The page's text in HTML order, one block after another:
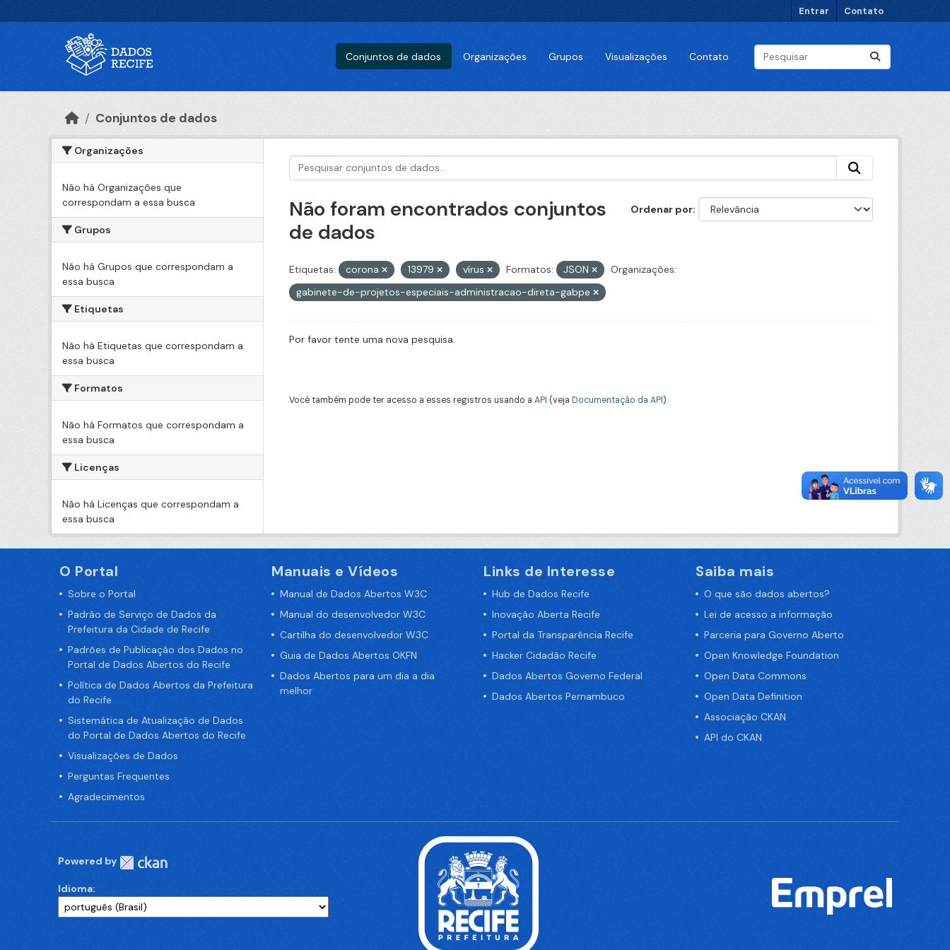
Entrar Contato
Conjuntos de dados Organizações Grupos Visualizações Contato
Conjuntos de dados
Organizações
Não há Organizações que
correspondam a essa busca
Grupos
Não há Grupos que correspondam a
essa busca
Etiquetas
Não há Etiquetas que correspondam a
essa busca
Formatos
Não há Formatos que correspondam a
essa busca
Licenças
Não há Licenças que correspondam a
essa busca
Ordenar por
Não foram encontrados conjuntos
de dados
Etiquetas: corona 13979 vírus Formatos: JSON
Organizações:
gabinete-de-projetos-especiais-administracao-direta-gabpe
Por favor tente uma nova pesquisa.
Você também pode ter acesso a esses registros usando a API (veja Documentação da API).
O Portal
Sobre o Portal
Padrão de Serviço de Dados da
Prefeitura da Cidade de Recife
Padrões de Publicação dos Dados no
Portal de Dados Abertos do Recife
Política de Dados Abertos da Prefeitura
do Recife
Sistemática de Atualização de Dados
do Portal de Dados Abertos do Recife
Visualizações de Dados
Perguntas Frequentes
Agradecimentos
Manuais e Vídeos
Manual de Dados Abertos W3C
Manual do desenvolvedor W3C
Cartilha do desenvolvedor W3C
Guia de Dados Abertos OKFN
Dados Abertos para um dia a dia
melhor
Links de Interesse
Hub de Dados Recife
Inovação Aberta Recife
Portal da Transparência Recife
Hacker Cidadão Recife
Dados Abertos Governo Federal
Dados Abertos Pernambuco
Saiba mais
O que são dados abertos?
Lei de acesso a informação
Parceria para Governo Aberto
Open Knowledge Foundation
Open Data Commons
Open Data Definition
Associação CKAN
API do CKAN
Powered by
Idioma